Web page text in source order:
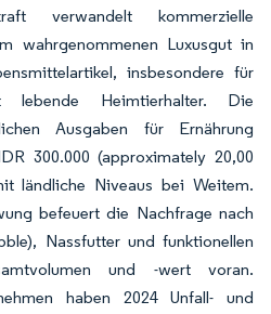
verwandelt kommerzielle
wahrgenommenen Luxusgut in
insbesondere für
Heimtierhalter. Die
Ausgaben für Ernährung
300.000 (approximately 20,00
ländliche Niveaus bei Weitem.
befeuert die Nachfrage nach
Nassfutter und funktionellen
und -wert voran.
haben 2024 Unfall- und